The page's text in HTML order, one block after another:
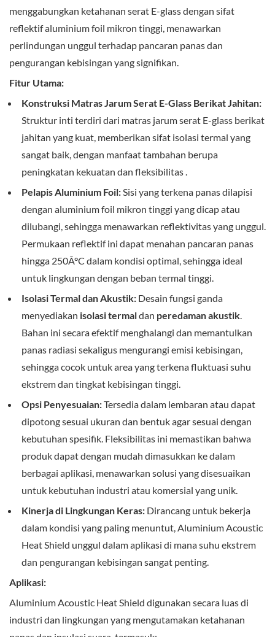
menggabungkan ketahanan serat E-glass dengan sifat
reflektif aluminium foil mikron tinggi, menawarkan
perlindungan unggul terhadap pancaran panas dan
pengurangan kebisingan yang signifikan.
Fitur Utama:
Konstruksi Matras Jarum Serat E-Glass Berikat Jahitan:
Struktur inti terdiri dari matras jarum serat E-glass berikat
jahitan yang kuat, memberikan sifat isolasi termal yang
sangat baik, dengan manfaat tambahan berupa
peningkatan kekuatan dan fleksibilitas .
Pelapis Aluminium Foil: Sisi yang terkena panas dilapisi
dengan aluminium foil mikron tinggi yang dicap atau
dilubangi, sehingga menawarkan reflektivitas yang unggul.
Permukaan reflektif ini dapat menahan pancaran panas
hingga 250Â°C dalam kondisi optimal, sehingga ideal
untuk lingkungan dengan beban termal tinggi.
Isolasi Termal dan Akustik: Desain fungsi ganda
menyediakan isolasi termaldan peredaman akustik
Bahan ini secara efektif menghalangi dan memantulkan
panas radiasi sekaligus mengurangi emisi kebisingan,
sehingga cocok untuk area yang terkena fluktuasi suhu
ekstrem dan tingkat kebisingan tinggi.
Opsi Penyesuaian:Tersedia dalam lembaran atau dapat
dipotong sesuai ukuran dan bentuk agar sesuai dengan
kebutuhan spesifik. Fleksibilitas ini memastikan bahwa
produk dapat dengan mudah dimasukkan ke dalam
berbagai aplikasi, menawarkan solusi yang disesuaikan
untuk kebutuhan industri atau komersial yang unik.
Kinerja di Lingkungan Keras: Dirancang untuk bekerja
dalam kondisi yang paling menuntut, Aluminium Acoustic
Heat Shield unggul dalam aplikasi di mana suhu ekstrem
dan pengurangan kebisingan sangat penting.
Aplikasi:
Aluminium Acoustic Heat Shield digunakan secara luas di
industri dan lingkungan yang mengutamakan ketahanan